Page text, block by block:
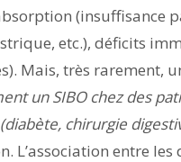
(insuffisance
etc.), déficits
Mais, très rarement,
un SIBO chez des
chirurgie
L’association entre